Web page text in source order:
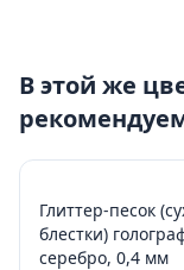
В этой же
Глиттер-песок
блестки)
серебро, 0,4 мм